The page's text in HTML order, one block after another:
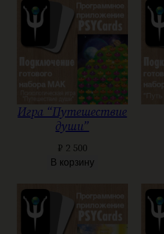
Игра “Путешествие
души”
₽ 2 500
В корзину